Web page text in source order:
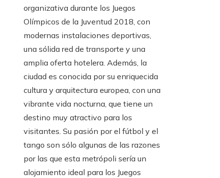
organizativa durante los Juegos
Olímpicos de la Juventud 2018, con
modernas instalaciones deportivas,
una sólida red de transporte y una
amplia oferta hotelera. Además, la
ciudad es conocida por su enriquecida
cultura y arquitectura europea, con una
vibrante vida nocturna, que tiene un
destino muy atractivo para los
visitantes. Su pasión por el fútbol y el
tango son sólo algunas de las razones
por las que esta metrópoli sería un
alojamiento ideal para los Juegos